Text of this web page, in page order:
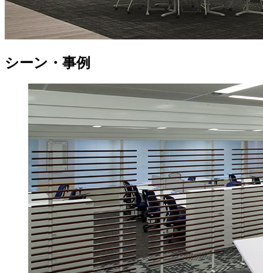
シーン・事例